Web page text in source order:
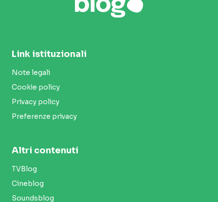
Link istituzionali
Note legali
Cookie policy
Privacy policy
Preferenze privacy
Altri contenuti
TVBlog
Cineblog
Soundsblog